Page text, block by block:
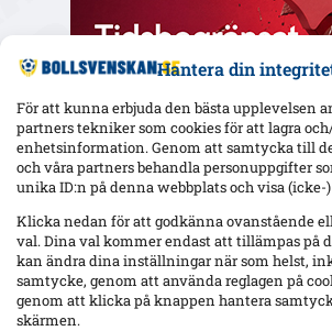
Hantera din
För att kunna erbjuda den bästa upplevelsen
partners tekniker som cookies för att lagra
enhetsinformation. Genom att samtycka till
och våra partners behandla personuppgifter
unika ID:n på denna webbplats och visa (icke-
Klicka nedan för att godkänna ovanstående
val. Dina val kommer endast att tillämpas på
kan ändra dina inställningar när som helst,
samtycke, genom att använda reglagen på
genom att klicka på knappen hantera
skärmen.
Senaste
varnar: ”Mjällbys styrka är
AIK utan 13 spelare mot Örgryte –